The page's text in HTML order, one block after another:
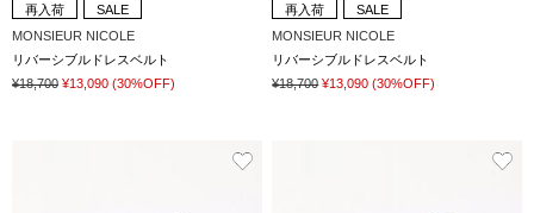
再入荷
SALE
MONSIEUR NICOLE
リバーシブルドレスベルト
¥18,700 ¥13,090 (30%OFF)
再入荷
SALE
MONSIEUR NICOLE
リバーシブルドレスベルト
¥18,700 ¥13,090 (30%OFF)